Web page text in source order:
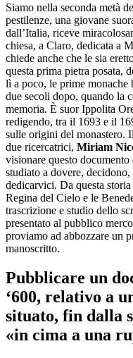
Siamo nella seconda metà
pestilenze, una giovane
dall’Italia, riceve
chiesa, a Claro, dedicata a
chiede anche che le sia
questa prima pietra posata,
lì a poco, le prime monache
due secoli dopo, quando la
memoria. È suor Ippolita
redigendo, tra il 1693 e il
sulle origini del monastero.
due ricercatrici, Miriam
visionare questo
studiato a dovere,
dedicarvici. Da questa
Regina del Cielo e le
trascrizione e studio dello
presentato al pubblico
proviamo ad abbozzare un
manoscritto.
Pubblicare un
‘600, relativo a
situato, fin dalla
«in cima a una